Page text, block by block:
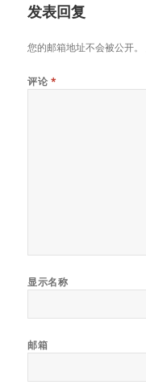
发表回复
您的邮箱地址不会被公开。
评论 *
显示名称
邮箱